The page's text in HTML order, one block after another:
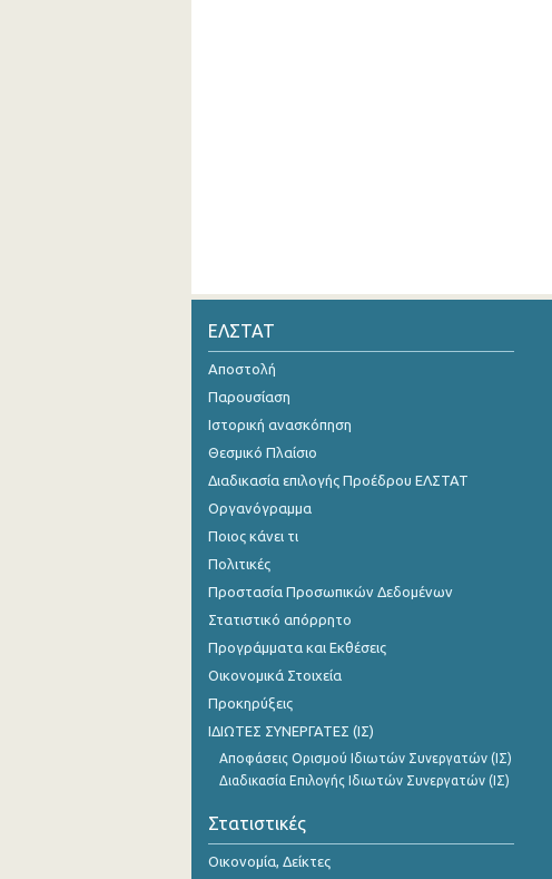
ΕΛΣΤΑΤ
Αποστολή
Παρουσίαση
Ιστορική ανασκόπηση
Θεσμικό Πλαίσιο
Διαδικασία επιλογής Προέδρου ΕΛΣΤΑΤ
Οργανόγραμμα
Ποιος κάνει τι
Πολιτικές
Προστασία Προσωπικών Δεδομένων
Στατιστικό απόρρητο
Προγράμματα και Εκθέσεις
Οικονομικά Στοιχεία
Προκηρύξεις
ΙΔΙΩΤΕΣ ΣΥΝΕΡΓΑΤΕΣ (ΙΣ)
Αποφάσεις Ορισμού Ιδιωτών Συνεργατών (ΙΣ)
Διαδικασία Επιλογής Ιδιωτών Συνεργατών (ΙΣ)
Στατιστικές
Οικονομία, Δείκτες